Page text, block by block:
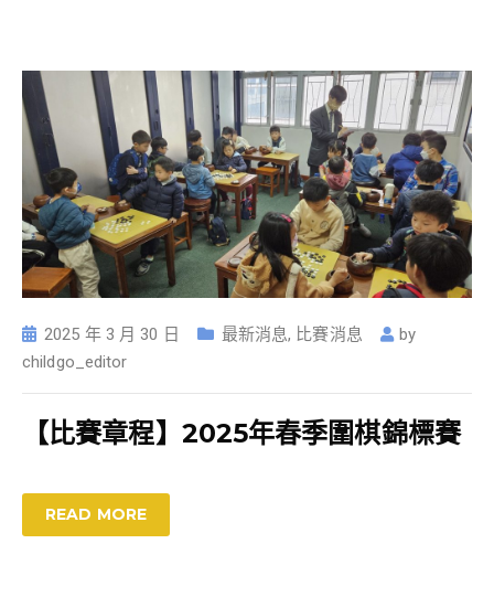
2025 年 3 月 30 日 最新消息, 比賽消息
by
childgo_editor
【比賽章程】2025年春季圍棋錦標賽
READ MORE